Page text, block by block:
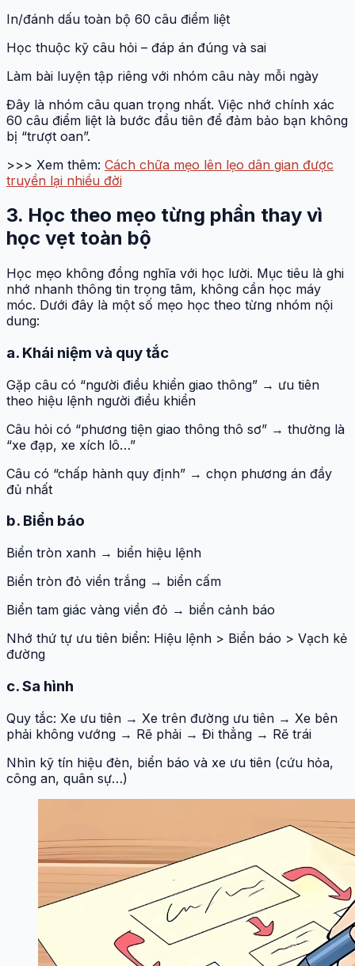
In/đánh dấu toàn bộ 60 câu điểm liệt
Học thuộc kỹ câu hỏi – đáp án đúng và sai
Làm bài luyện tập riêng với nhóm câu này mỗi ngày
Đây là nhóm câu quan trọng nhất. Việc nhớ chính xác
60 câu điểm liệt là bước đầu tiên để đảm bảo bạn không
bị “trượt oan”.
>>> Xem thêm: Cách chữa mẹo lên lẹo dân gian được
truyền lại nhiều đời
3. Học theo mẹo từng phần thay vì
học vẹt toàn bộ
Học mẹo không đồng nghĩa với học lười. Mục tiêu là ghi
nhớ nhanh thông tin trọng tâm, không cần học máy
móc. Dưới đây là một số mẹo học theo từng nhóm nội
dung:
a. Khái niệm và quy tắc
Gặp câu có “người điều khiển giao thông” → ưu tiên
theo hiệu lệnh người điều khiển
Câu hỏi có “phương tiện giao thông thô sơ” → thường là
“xe đạp, xe xích lô…”
Câu có “chấp hành quy định” → chọn phương án đầy
đủ nhất
b. Biển báo
Biển tròn xanh → biển hiệu lệnh
Biển tròn đỏ viền trắng → biển cấm
Biển tam giác vàng viền đỏ → biển cảnh báo
Nhớ thứ tự ưu tiên biển: Hiệu lệnh > Biển báo > Vạch kẻ
đường
c. Sa hình
Quy tắc: Xe ưu tiên → Xe trên đường ưu tiên → Xe bên
phải không vướng → Rẽ phải → Đi thẳng → Rẽ trái
Nhìn kỹ tín hiệu đèn, biển báo và xe ưu tiên (cứu hỏa,
công an, quân sự…)